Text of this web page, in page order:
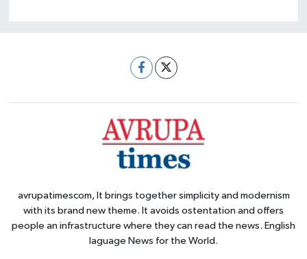
avrupatimescom, It brings together simplicity and modernism
with its brand new theme. It avoids ostentation and offers
people an infrastructure where they can read the news. English
laguage News for the World.